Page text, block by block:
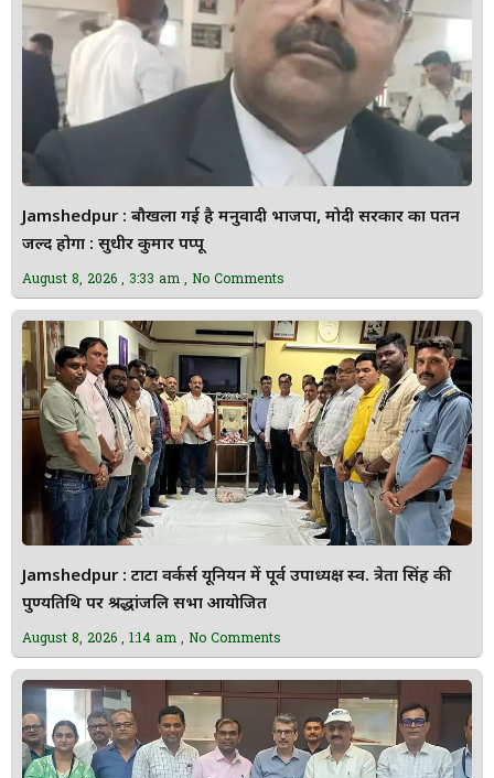
Jamshedpur : बौखला गई है मनुवादी भाजपा, मोदी सरकार का पतन
जल्द होगा : सुधीर कुमार पप्पू
August 8, 2026 3:33 am No Comments
Jamshedpur : टाटा वर्कर्स यूनियन में पूर्व उपाध्यक्ष स्व. त्रेता सिंह की
पुण्यतिथि पर श्रद्धांजलि सभा आयोजित
August 8, 2026 1:14 am No Comments